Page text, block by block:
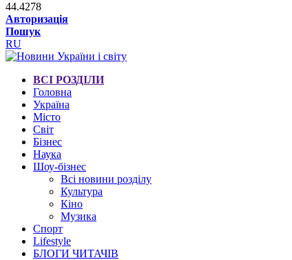
44.4278
Авторизація
Пошук
RU
ВСІ РОЗДІЛИ
Головна
Україна
Місто
Світ
Бізнес
Наука
Шоу-бізнес
Всі новини розділу
Культура
Кіно
Музика
Спорт
Lifestyle
БЛОГИ ЧИТАЧІВ